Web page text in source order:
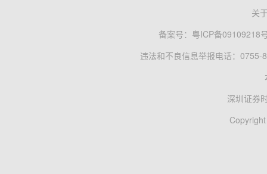
关
备案号： 粤ICP备09109218
违法和不良信息举报电话：0755-
深圳证券